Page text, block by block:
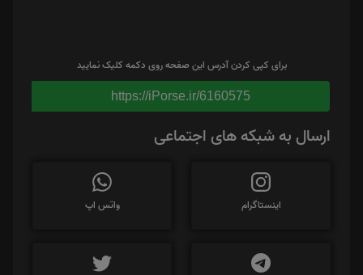
برای کپی کردن آدرس این صفحه روی دکمه کلیک نمایید
https://iPorse.ir/6160575
ارسال به شبکه های اجتماعی
اینستاگرام واتس اپ